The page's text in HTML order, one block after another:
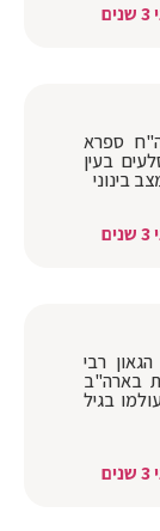
ספרא
הסלעים בעין
רבי
בארה"ב
בגיל